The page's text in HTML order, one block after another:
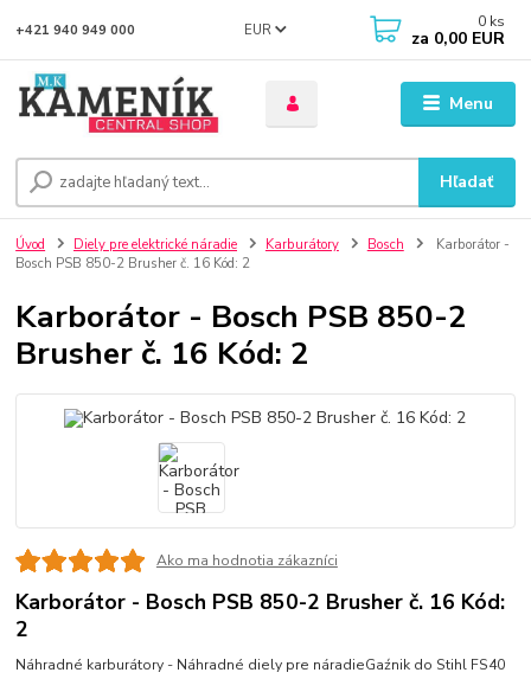
Menu
EUR
Hľadať
+421 940 949 000 0 ks
za 0,00 EUR
Úvod Diely pre elektrické náradie Karburátory Bosch
Karborátor -
Bosch PSB 850-2 Brusher č. 16 Kód: 2
Karborátor - Bosch PSB 850-2
Brusher č. 16 Kód: 2
Ako ma hodnotia zákazníci
Karborátor - Bosch PSB 850-2 Brusher č. 16 Kód:
2
Náhradné karburátory - Náhradné diely pre náradieGaźnik do Stihl FS40